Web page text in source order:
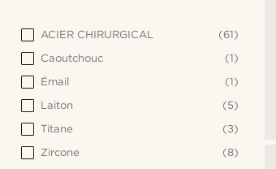
ACIER CHIRURGICAL
(61)
Caoutchouc
(1)
Émail
(1)
Laiton
(5)
Titane
(3)
Zircone
(8)